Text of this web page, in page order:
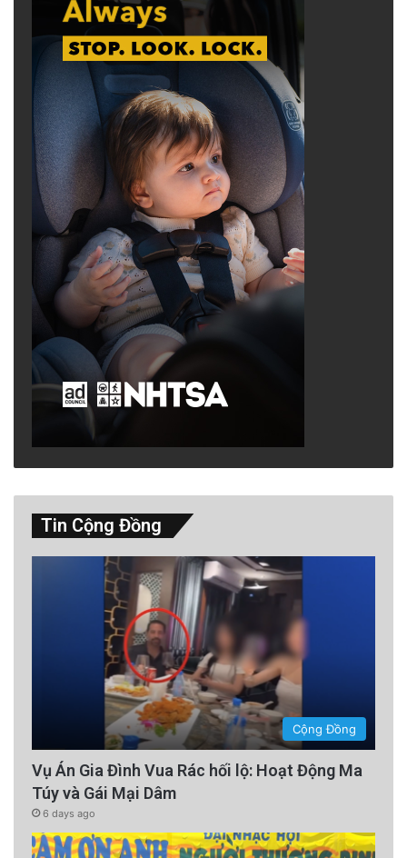
Tin Cộng Đồng
Cộng Đồng
Vụ Án Gia Đình Vua Rác hối lộ: Hoạt Động Ma
Túy và Gái Mại Dâm
6 days ago